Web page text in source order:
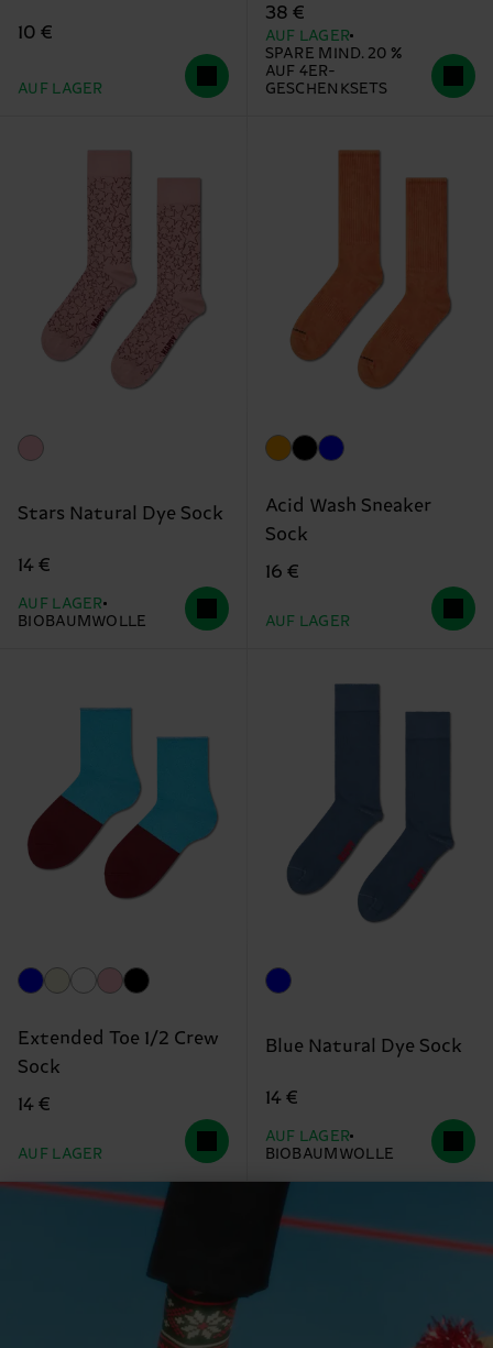
10 €
AUF LAGER
38 €
AUF LAGER
SPARE MIND. 20 %
AUF 4ER-
GESCHENKSETS
Stars Natural Dye Sock
14 €
AUF LAGER
BIOBAUMWOLLE
Acid Wash Sneaker
Sock
16 €
AUF LAGER
Extended Toe 1/2 Crew
Sock
14 €
AUF LAGER
Blue Natural Dye Sock
14 €
AUF LAGER
BIOBAUMWOLLE